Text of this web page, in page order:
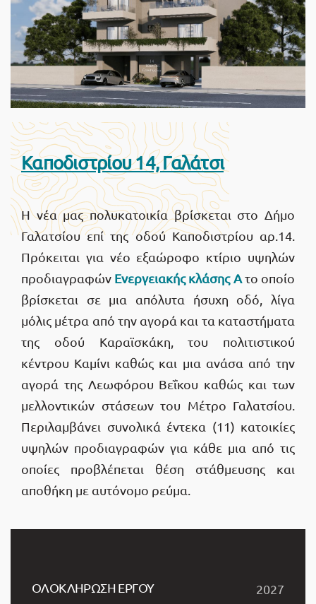
Καποδιστρίου 14, Γαλάτσι
Η νέα μας πολυκατοικία βρίσκεται στο Δήμο
Γαλατσίου επί της οδού Καποδιστρίου αρ.14.
Πρόκειται για νέο εξαώροφο κτίριο υψηλών
προδιαγραφών Ενεργειακής κλάσης Ατο οποίο
βρίσκεται σε μια απόλυτα ήσυχη οδό, λίγα
μόλις μέτρα από την αγορά και τα καταστήματα
της οδού Καραϊσκάκη, του πολιτιστικού
κέντρου Καμίνι καθώς και μια ανάσα από την
αγορά της Λεωφόρου Βεΐκου καθώς και των
μελλοντικών στάσεων του Μέτρο Γαλατσίου.
Περιλαμβάνει συνολικά έντεκα (11) κατοικίες
υψηλών προδιαγραφών για κάθε μια από τις
οποίες προβλέπεται θέση στάθμευσης και
αποθήκη με αυτόνομο ρεύμα.
ΟΛΟΚΛΗΡΩΣΗ ΕΡΓOY 2027